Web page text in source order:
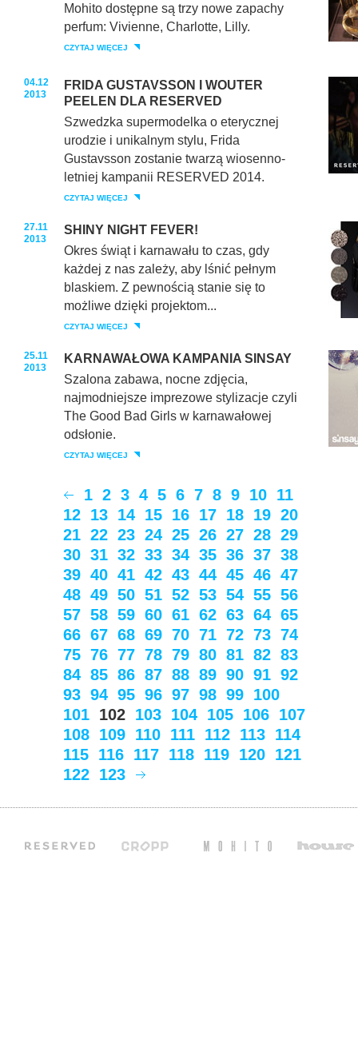
Mohito dostępne są trzy nowe zapachy
perfum: Vivienne, Charlotte, Lilly.
CZYTAJ WIĘCEJ
04.12
2013
FRIDA GUSTAVSSON I WOUTER
PEELEN DLA RESERVED
Szwedzka supermodelka o eterycznej
urodzie i unikalnym stylu, Frida
Gustavsson zostanie twarzą wiosenno-
letniej kampanii RESERVED 2014.
CZYTAJ WIĘCEJ
27.11
2013
SHINY NIGHT FEVER!
Okres świąt i karnawału to czas, gdy
każdej z nas zależy, aby lśnić pełnym
blaskiem. Z pewnością stanie się to
możliwe dzięki projektom...
CZYTAJ WIĘCEJ
25.11
2013
KARNAWAŁOWA KAMPANIA SINSAY
Szalona zabawa, nocne zdjęcia,
najmodniejsze imprezowe stylizacje czyli
The Good Bad Girls w karnawałowej
odsłonie.
CZYTAJ WIĘCEJ
1 2 3 4 5 6 7 8 9 10 11
12 13 14 15 16 17 18 19 20
21 22 23 24 25 26 27 28 29
30 31 32 33 34 35 36 37 38
39 40 41 42 43 44 45 46 47
48 49 50 51 52 53 54 55 56
57 58 59 60 61 62 63 64 65
66 67 68 69 70 71 72 73 74
75 76 77 78 79 80 81 82 83
84 85 86 87 88 89 90 91 92
93 94 95 96 97 98 99 100
101 102 103 104 105 106 107
108 109 110 111 112 113 114
115 116 117 118 119 120 121
122 123